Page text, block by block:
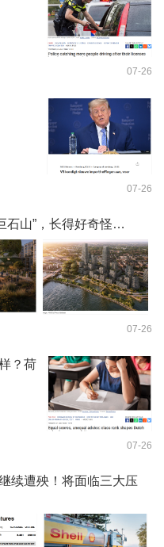
07-26
07-26
石山”，长得好奇怪…
07-26
？荷
07-26
续遭殃！将面临三大压